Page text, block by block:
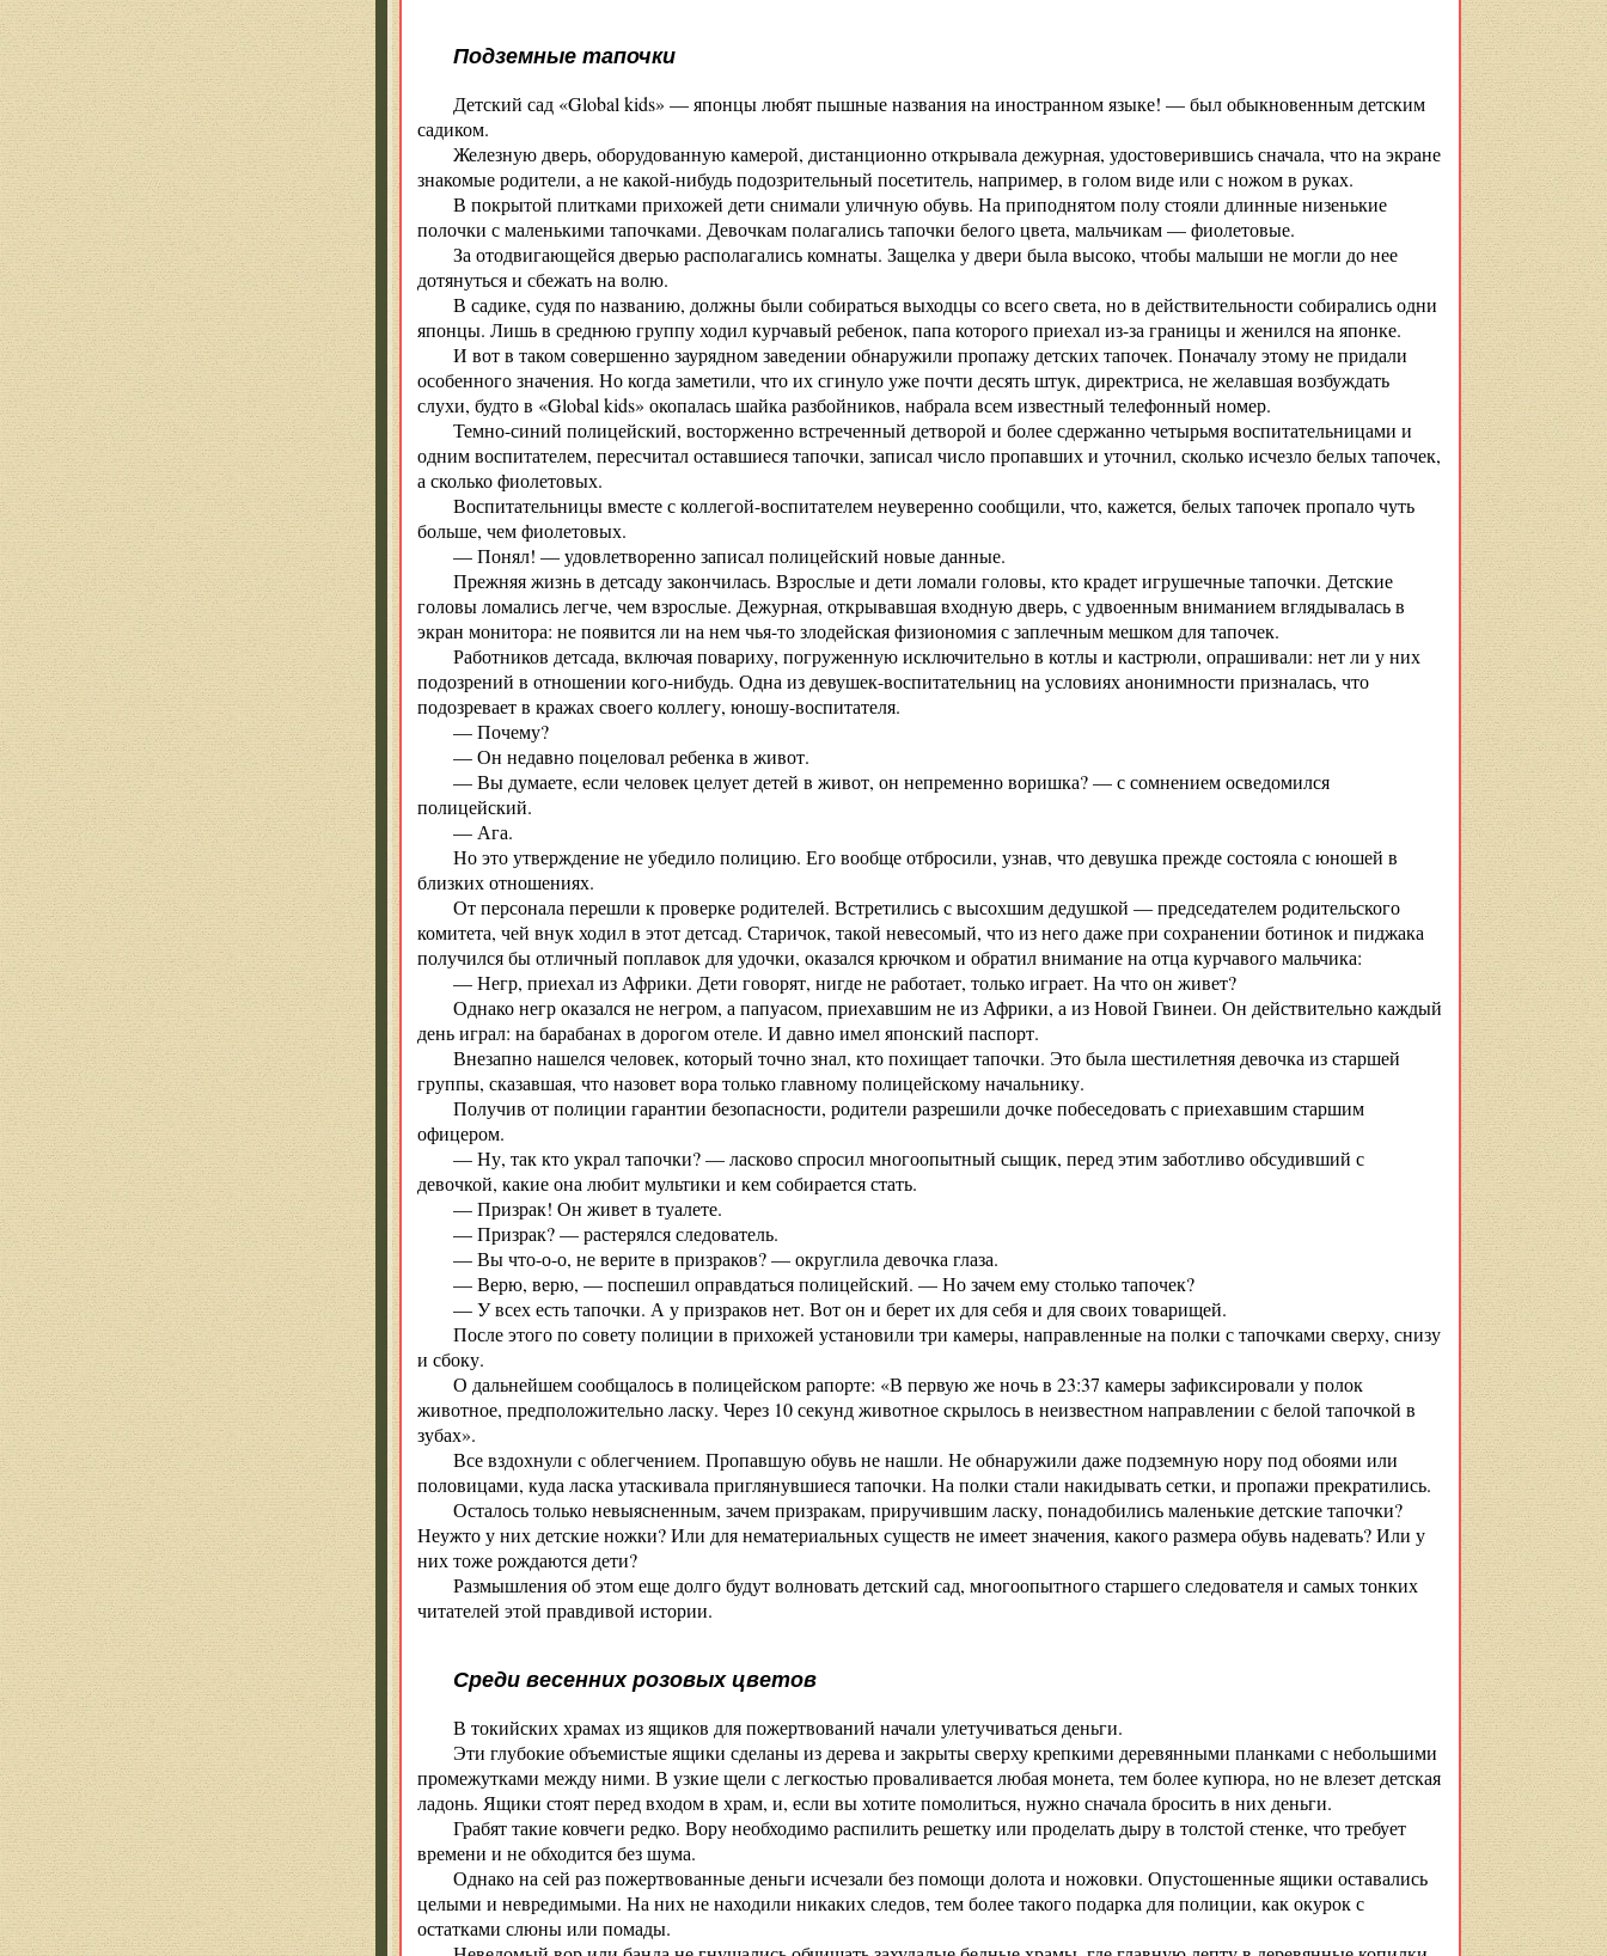
Подземные тапочки
Детский сад «Global kids» — японцы любят пышные названия на иностранном языке! — был обыкновенным детским
садиком.
Железную дверь, оборудованную камерой, дистанционно открывала дежурная, удостоверившись сначала, что на экране
знакомые родители, а не какой-нибудь подозрительный посетитель, например, в голом виде или с ножом в руках.
В покрытой плитками прихожей дети снимали уличную обувь. На приподнятом полу стояли длинные низенькие
полочки с маленькими тапочками. Девочкам полагались тапочки белого цвета, мальчикам — фиолетовые.
За отодвигающейся дверью располагались комнаты. Защелка у двери была высоко, чтобы малыши не могли до нее
дотянуться и сбежать на волю.
В садике, судя по названию, должны были собираться выходцы со всего света, но в действительности собирались одни
японцы. Лишь в среднюю группу ходил курчавый ребенок, папа которого приехал из-за границы и женился на японке.
И вот в таком совершенно заурядном заведении обнаружили пропажу детских тапочек. Поначалу этому не придали
особенного значения. Но когда заметили, что их сгинуло уже почти десять штук, директриса, не желавшая возбуждать
слухи, будто в «Global kids» окопалась шайка разбойников, набрала всем известный телефонный номер.
Темно-синий полицейский, восторженно встреченный детворой и более сдержанно четырьмя воспитательницами и
одним воспитателем, пересчитал оставшиеся тапочки, записал число пропавших и уточнил, сколько исчезло белых тапочек,
а сколько фиолетовых.
Воспитательницы вместе с коллегой-воспитателем неуверенно сообщили, что, кажется, белых тапочек пропало чуть
больше, чем фиолетовых.
— Понял! — удовлетворенно записал полицейский новые данные.
Прежняя жизнь в детсаду закончилась. Взрослые и дети ломали головы, кто крадет игрушечные тапочки. Детские
головы ломались легче, чем взрослые. Дежурная, открывавшая входную дверь, с удвоенным вниманием вглядывалась в
экран монитора: не появится ли на нем чья-то злодейская физиономия с за­плечным мешком для тапочек.
Работников детсада, включая повариху, погруженную исключительно в котлы и кастрюли, опрашивали: нет ли у них
подозрений в отношении кого-нибудь. Одна из девушек-воспитательниц на условиях анонимности призналась, что
подозревает в кражах своего коллегу, юношу-воспитателя.
— Почему?
— Он недавно поцеловал ребенка в живот.
— Вы думаете, если человек целует детей в живот, он непременно воришка? — с сомнением осведомился
полицейский.
— Ага.
Но это утверждение не убедило полицию. Его вообще отбросили, узнав, что девушка прежде состояла с юношей в
близких отношениях.
От персонала перешли к проверке родителей. Встретились с высохшим дедушкой — председателем родительского
комитета, чей внук ходил в этот детсад. Старичок, такой невесомый, что из него даже при сохранении ботинок и пиджака
получился бы отличный поплавок для удочки, оказался крючком и обратил внимание на отца курчавого мальчика:
— Негр, приехал из Африки. Дети говорят, нигде не работает, только играет. На что он живет?
Однако негр оказался не негром, а папуасом, приехавшим не из Африки, а из Новой Гвинеи. Он действительно каждый
день играл: на барабанах в дорогом отеле. И давно имел японский паспорт.
Внезапно нашелся человек, который точно знал, кто похищает тапочки. Это была шестилетняя девочка из старшей
группы, сказавшая, что назовет вора только главному полицейскому начальнику.
Получив от полиции гарантии безопасности, родители разрешили дочке побеседовать с приехавшим старшим
офицером.
— Ну, так кто украл тапочки? — ласково спросил многоопытный сыщик, перед этим заботливо обсудивший с
девочкой, какие она любит мультики и кем собирается стать.
— Призрак! Он живет в туалете.
— Призрак? — растерялся следователь.
— Вы что-о-о, не верите в призраков? — округлила девочка глаза.
— Верю, верю, — поспешил оправдаться полицейский. — Но зачем ему столько тапочек?
— У всех есть тапочки. А у призраков нет. Вот он и берет их для себя и для своих товарищей.
После этого по совету полиции в прихожей установили три камеры, направленные на полки с тапочками сверху, снизу
и сбоку.
О дальнейшем сообщалось в полицейском рапорте: «В первую же ночь в 23:37 камеры зафиксировали у полок
животное, предположительно ласку. Через 10 секунд животное скрылось в неизвестном направлении с белой тапочкой в
зубах».
Все вздохнули с облегчением. Пропавшую обувь не нашли. Не обнаружили даже подземную нору под обоями или
половицами, куда ласка утаскивала приглянувшие­ся тапочки. На полки стали накидывать сетки, и пропажи прекратились.
Осталось только невыясненным, зачем призракам, приручившим ласку, понадобились маленькие детские тапочки?
Неужто у них детские ножки? Или для нематериальных существ не имеет значения, какого размера обувь надевать? Или у
них тоже рождаются дети?
Размышления об этом еще долго будут волновать детский сад, многоопытного старшего следователя и самых тонких
читателей этой правдивой истории.
Среди весенних розовых цветов
В токийских храмах из ящиков для пожертвований начали улетучиваться деньги.
Эти глубокие объемистые ящики сделаны из дерева и закрыты сверху крепкими деревянными планками с небольшими
промежутками между ними. В узкие щели с легкостью проваливается любая монета, тем более купюра, но не влезет детская
ладонь. Ящики стоят перед входом в храм, и, если вы хотите помолиться, нужно сначала бросить в них деньги.
Грабят такие ковчеги редко. Вору необходимо распилить решетку или проделать дыру в толстой стенке, что требует
времени и не обходится без шума.
Однако на сей раз пожертвованные деньги исчезали без помощи долота и ножовки. Опустошенные ящики оставались
целыми и невредимыми. На них не находили никаких следов, тем более такого подарка для полиции, как окурок с
остатками слюны или помады.